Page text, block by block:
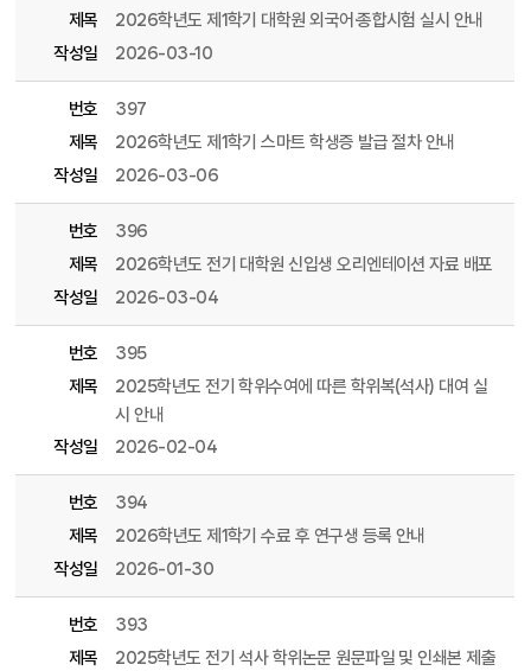
제목
2026학년도 제1학기 대학원 외국어·종합시험 실시 안내
작성일
2026-03-10
번호
397
제목
2026학년도 제1학기 스마트 학생증 발급 절차 안내
작성일
2026-03-06
번호
396
제목
2026학년도 전기 대학원 신입생 오리엔테이션 자료 배포
작성일
2026-03-04
번호
395
제목
2025학년도 전기 학위수여에 따른 학위복(석사) 대여 실
시 안내
작성일
2026-02-04
번호
394
제목
2026학년도 제1학기 수료 후 연구생 등록 안내
작성일
2026-01-30
번호
393
제목
2025학년도 전기 석사 학위논문 원문파일 및 인쇄본 제출